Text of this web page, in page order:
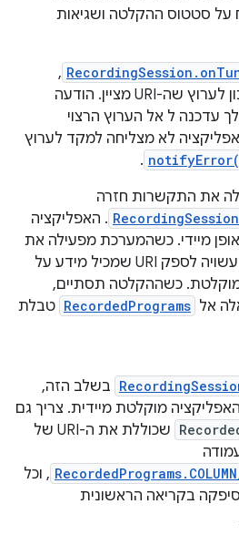
על סטטוס ההקלטה ושגיאות
,
העברת URI של ערוץ, כוונון לערוץ שה-URI מציין. הודעה
עדכנה ל אל הערוץ הרצוי
לא מצליחה למקד לערוץ
.
את התקשרות חזרה
. האפליקציה
מיידי. כשהמערכת מפעילה את
הקריאה החוזרת הזו, היא עשויה לספק URI שמכיל מידע על
כשההקלטה תסתיים,
אל RecordedPrograms טבלת
בשלב הזה,
מוקלטת מיידית. צריך גם
שכוללת את ה-URI של
, וכל
בקריאה הראשונית